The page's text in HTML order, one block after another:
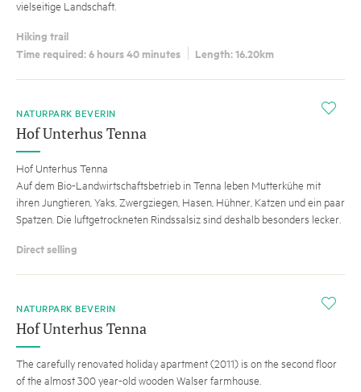
vielseitige Landschaft.
Hiking trail
Time required: 6 hours 40 minutes
Length: 16.20km
i
NATURPARK BEVERIN
Hof Unterhus Tenna
Hof Unterhus Tenna
Auf dem Bio-Landwirtschaftsbetrieb in Tenna leben Mutterkühe mit
ihren Jungtieren, Yaks, Zwergziegen, Hasen, Hühner, Katzen und ein paar
Spatzen. Die luftgetrockneten Rindssalsiz sind deshalb besonders lecker.
Direct selling
i
NATURPARK BEVERIN
Hof Unterhus Tenna
The carefully renovated holiday apartment (2011) is on the second floor
of the almost 300 year-old wooden Walser farmhouse.